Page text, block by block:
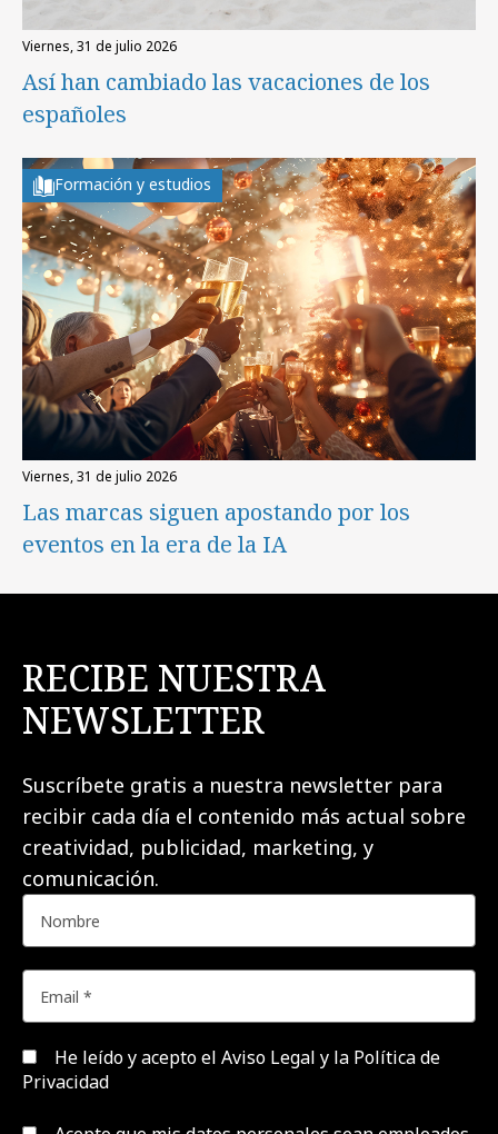
viernes, 31 de julio 2026
Así han cambiado las vacaciones de los
españoles
Formación y estudios
viernes, 31 de julio 2026
Las marcas siguen apostando por los
eventos en la era de la IA
RECIBE NUESTRA
NEWSLETTER
Suscríbete gratis a nuestra newsletter para
recibir cada día el contenido más actual sobre
creatividad, publicidad, marketing, y
comunicación.
He leído y acepto el Aviso Legal y la Política de
Privacidad